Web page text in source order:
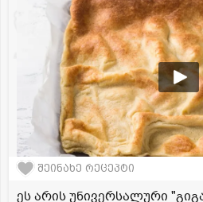
შეინახე რეცეპტი
ეს არის უნივერსალური